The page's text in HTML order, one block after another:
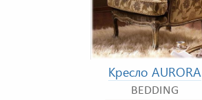
Кресло AURORA
BEDDING